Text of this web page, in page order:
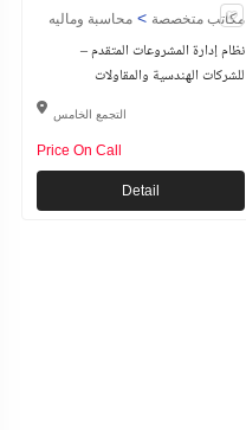
مكاتب متخصصة > محاسبة وماليه
نظام إدارة المشروعات المتقدم –
للشركات الهندسية والمقاولات
التجمع الخامس
Price On Call
Detail